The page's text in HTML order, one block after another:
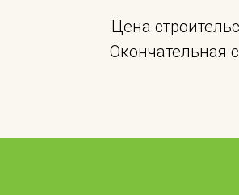
Цена
Окончательная